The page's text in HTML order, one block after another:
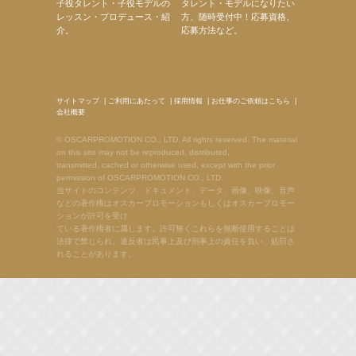
子役タレント・子役モデルの
レッスン・プロデュース・紹
介。
タレント・モデルになりたい
方、随時受付中！応募資格、
応募方法など。
サイトマップ| ご利用にあたって 採用情報 お仕事のご依頼はこちら
会社概要
© OSCARPROMOTION CO., LTD. All rights reserved. The material
on this site may not be reproduced, distributed,
transmitted, cached or otherwise used, except with the prior
permission of OSCARPROMOTION CO., LTD.
当サイトのコンテンツ、ドキュメント、データ、画像、映像、音声
などの著作権はオスカープロモーションもしくはオスカープロモー
ションが許可を受け
ている著作権者に属します。許可無くこれらを無断使用することは
法律で禁じられ、違反者は民事上及び刑事上の責任を負い、処罰さ
れることがあります。